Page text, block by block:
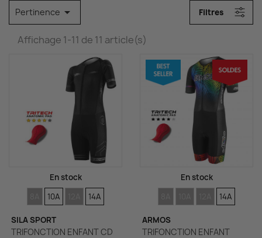
Pertinence  Filtres
Affichage 1-11 de 11 article(s)
En stock
TAILLESTAILLES
10A TAILLESTAILLES
14A
SILA SPORT
TRIFONCTION ENFANT CD
En stock
TAILLESTAILLESTAILLESTAILLES
14A
ARMOS
TRIFONCTION ENFANT